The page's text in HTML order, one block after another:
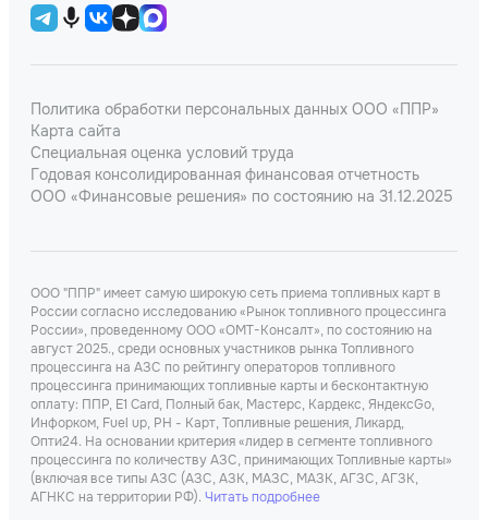
Политика обработки персональных данных ООО «ППР»
Карта сайта
Специальная оценка условий труда
Годовая консолидированная финансовая отчетность
ООО «Финансовые решения» по состоянию на 31.12.2025
ООО "ППР" имеет самую широкую сеть приема топливных карт в
России согласно исследованию «Рынок топливного процессинга
России», проведенному ООО «ОМТ-Консалт», по состоянию на
август 2025., среди основных участников рынка Топливного
процессинга на АЗС по рейтингу операторов топливного
процессинга принимающих топливные карты и бесконтактную
оплату: ППР, Е1 Card, Полный бак, Мастерс, Кардекс, ЯндексGo,
Инфорком, Fuel up, РН - Карт, Топливные решения, Ликард,
Опти24. На основании критерия «лидер в сегменте топливного
процессинга по количеству АЗС, принимающих Топливные карты»
(включая все типы АЗС (АЗС, АЗК, МАЗС, МАЗК, АГЗС, АГЗК,
АГНКС на территории РФ). Читать подробнее